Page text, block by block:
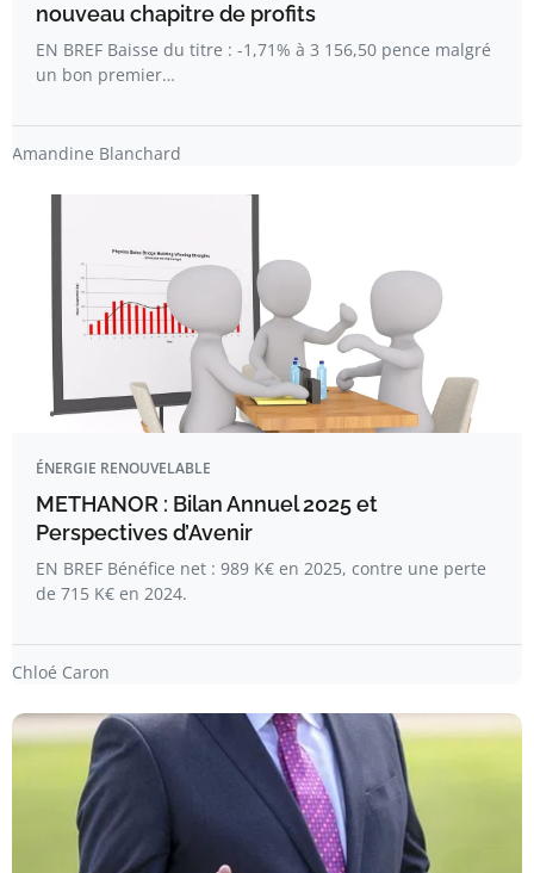
nouveau chapitre de profits
EN BREF Baisse du titre : -1,71% à 3 156,50 pence malgré
un bon premier…
Amandine Blanchard
ÉNERGIE RENOUVELABLE
METHANOR : Bilan Annuel 2025 et
Perspectives d’Avenir
EN BREF Bénéfice net : 989 K€ en 2025, contre une perte
de 715 K€ en 2024.
Chloé Caron